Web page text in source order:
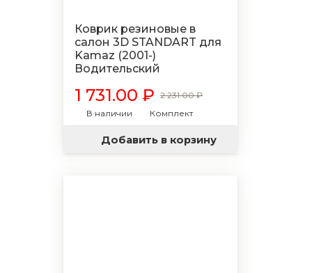
Коврик резиновые в
салон 3D STANDART для
Kamaz (2001-)
Водительский
1 731.00 ₽ 2 231.00 ₽
В наличии
Комплект
Добавить в корзину